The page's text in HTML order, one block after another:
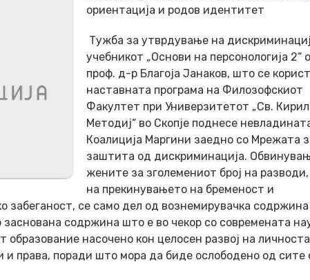
ориентација и родов идентитет
Тужба за утврдување на
учебникот „Основи на персонологија 2“
проф. д-р Благоја Јанаков, што се
наставната програма на Филозофскиот
Факултет при Универзитетот „Св.
Методиј“ во Скопје поднесе
Коалиција Маргини заедно со Мрежата
заштита од дискриминација.
жените за зголемениот број на
на прекинувањето на бременост и
забеганост, се само дел од вознемирувачка
содржина што е во чекор со современата
насочено кон целосен развој на
и права, поради што мора да биде ослободено од сите